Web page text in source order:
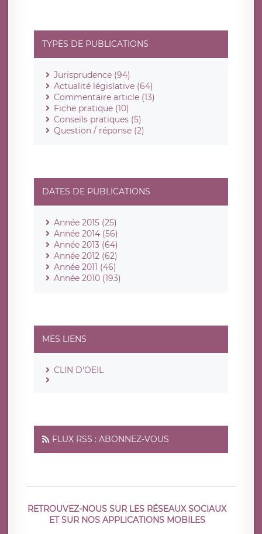
TYPES DE PUBLICATIONS
Jurisprudence (94)
Actualité législative (64)
Commentaire article (13)
Fiche pratique (10)
Conseils pratiques (5)
Question / réponse (2)
DATES DE PUBLICATIONS
Année 2015 (25)
Année 2014 (56)
Année 2013 (64)
Année 2012 (62)
Année 2011 (46)
Année 2010 (193)
MES LIENS
CLIN D'OEIL
FLUX RSS : ABONNEZ-VOUS
RETROUVEZ-NOUS SUR LES RÉSEAUX SOCIAUX
ET SUR NOS APPLICATIONS MOBILES